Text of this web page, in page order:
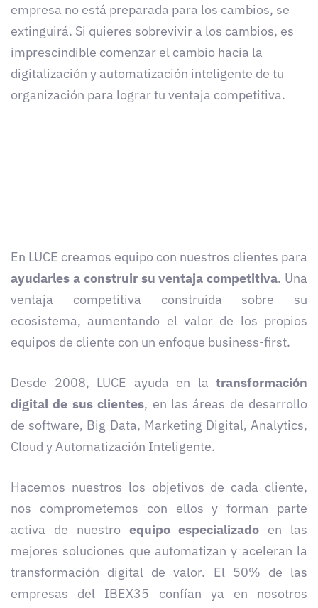
empresa no está preparada para los cambios, se
extinguirá. Si quieres sobrevivir a los cambios, es
imprescindible comenzar el cambio hacia la
digitalización y automatización inteligente de tu
organización para lograr tu ventaja competitiva.
En LUCE creamos equipo con nuestros clientes para
ayudarles a construir su ventaja competitiva. Una
ventaja competitiva construida sobre su
ecosistema, aumentando el valor de los propios
equipos de cliente con un enfoque business-first.
Desde 2008, LUCE ayuda en la transformación
digital de sus clientes, en las áreas de desarrollo
de software, Big Data, Marketing Digital, Analytics,
Cloud y Automatización Inteligente.
Hacemos nuestros los objetivos de cada cliente,
nos comprometemos con ellos y forman parte
activa de nuestro equipo especializado en las
mejores soluciones que automatizan y aceleran la
transformación digital de valor. El 50% de las
empresas del IBEX35 confían ya en nosotros